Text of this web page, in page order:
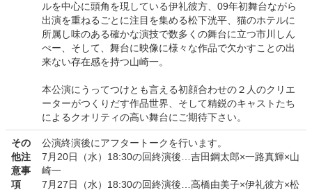
ルを中心に頭角を現している伊礼彼方、09年初舞台ながら
出演を重ねるごとに注目を集める松下洸平、猫のホテルに
所属し味のある確かな演技で数多くの舞台に立つ市川しん
ぺー、そして、舞台に映像に様々な作品で欠かすことの出
来ない存在感を持つ山崎一。
本公演にうってつけとも言える初顔合わせの２人のクリエ
ーターがつくりだす作品世界、そして精鋭のキャストたち
によるクオリティの高い舞台にご期待下さい。
その
他注
意事
項
公演終演後にアフタートークを行います。
7月20日（水）18:30の回終演後…吉田鋼太郎×一路真輝×山
崎一
7月27日（水）18:30の回終演後…高橋由美子×伊礼彼方×松